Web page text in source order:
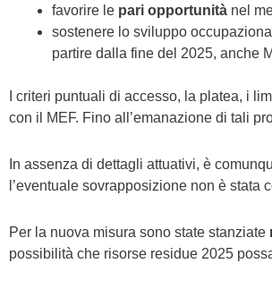
favorire le pari opportunità nel
sostenere lo sviluppo
partire dalla fine del 2025, anche
I criteri puntuali di accesso, la platea, i
con il MEF. Fino all’emanazione di tali
In assenza di dettagli attuativi, è
l’eventuale sovrapposizione non è
Per la nuova misura sono state stanziate
possibilità che risorse residue 2025